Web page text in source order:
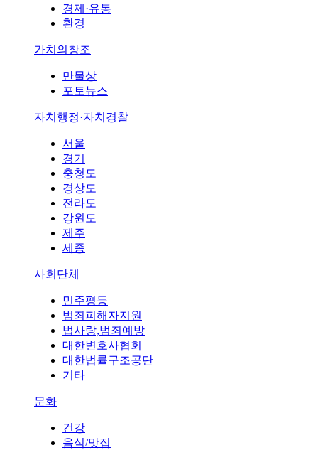
경제·유통
환경
가치의창조
만물상
포토뉴스
자치행정·자치경찰
서울
경기
충청도
경상도
전라도
강원도
제주
세종
사회단체
민주평등
범죄피해자지원
법사랑,범죄예방
대한변호사협회
대한법률구조공단
기타
문화
건강
음식/맛집